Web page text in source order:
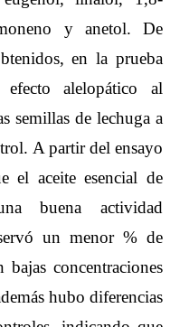
y anetol. De
en la prueba
alelopático al
semillas de lechuga a
A partir del ensayo
el aceite esencial de
buena actividad
un menor % de
concentraciones
hubo diferencias